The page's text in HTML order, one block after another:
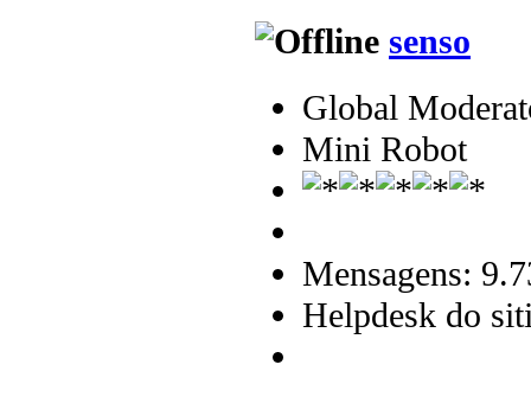
senso
Global
Mini Robot
Mensagens:
Helpdesk do